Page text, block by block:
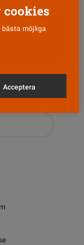
bästa möjliga
Acceptera